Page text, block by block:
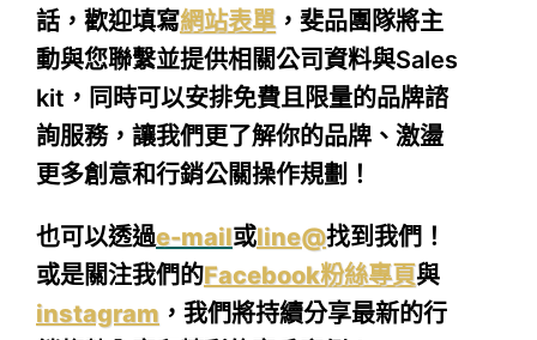
話， 歡迎填寫網站表單 ， 斐品團隊將主
動與您聯繫並提供相關公司資料與Sales
kit，同時可以安排免費且限量的品牌諮
詢服務，讓我們更了解你的品牌、激盪
更多創意和行銷公關操作規劃！
也可以透過e-mail或line@找到我們！
或是關注我們的Facebook粉絲專頁與
instagram ，我們將持續分享最新的行